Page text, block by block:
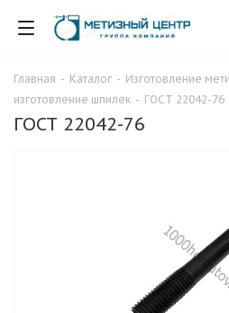
Главная - Каталог - Изготовление
изготовление шпилек - ГОСТ 22042-76
ГОСТ 22042-76